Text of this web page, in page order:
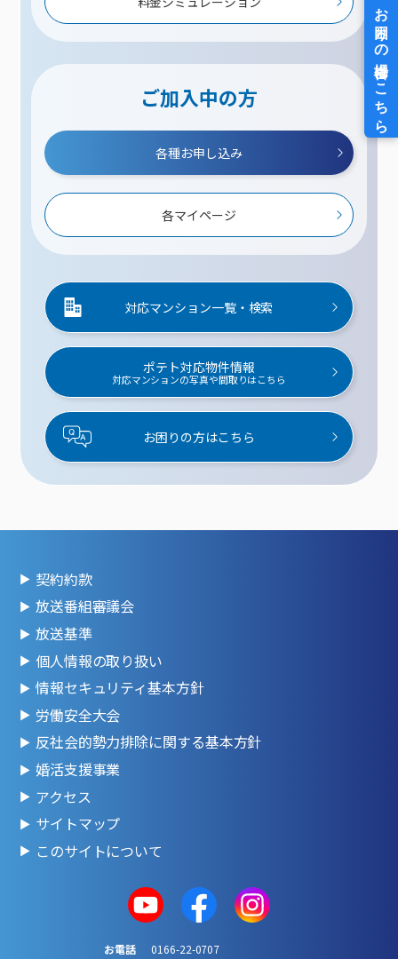
ご加入中の方
各種お申し込み
各マイページ
対応マンション一覧・検索
ポテト対応物件情報
対応マンションの写真や間取りはこちら
お困りの方はこちら
契約約款
放送番組審議会
放送基準
個人情報の取り扱い
情報セキュリティ基本方針
労働安全大会
反社会的勢力排除に関する基本方針
婚活支援事業
アクセス
サイトマップ
このサイトについて
お電話
0166-22-0707